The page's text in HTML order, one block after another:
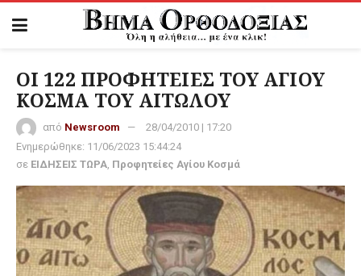
ΟΙ 122 ΠΡΟΦΗΤΕΙΕΣ ΤΟΥ ΑΓΙΟΥ
ΚΟΣΜΑ ΤΟΥ ΑΙΤΩΛΟΥ
από Newsroom
28/04/2010 | 17:20
Ενημερώθηκε: 11/06/2023 15:44:24
σε ΕΙΔΗΣΕΙΣ ΤΩΡΑ, Προφητείες Αγίου Κοσμά